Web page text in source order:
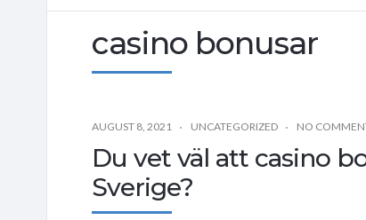
casino bonusar
AUGUST 8, 2021 UNCATEGORIZED NO
Du vet väl att casino
Sverige?